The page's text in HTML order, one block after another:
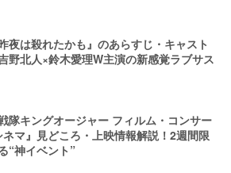
夜は殺れたかも』のあらすじ・キャスト
野北人×鈴木愛理W主演の新感覚ラブサス
隊キングオージャー フィルム・コンサー
ネマ』見どころ・上映情報解説！2週間限
“神イベント”